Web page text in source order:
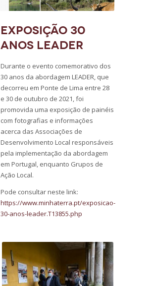
Exposição 30
anos LEADER
Durante o evento comemorativo dos
30 anos da abordagem LEADER, que
decorreu em Ponte de Lima entre 28
e 30 de outubro de 2021, foi
promovida uma exposição de painéis
com fotografias e informações
acerca das Associações de
Desenvolvimento Local responsáveis
pela implementação da abordagem
em Portugal, enquanto Grupos de
Ação Local.
Pode consultar neste link:
https://www.minhaterra.pt/exposicao-
30-anos-leader.T13855.php